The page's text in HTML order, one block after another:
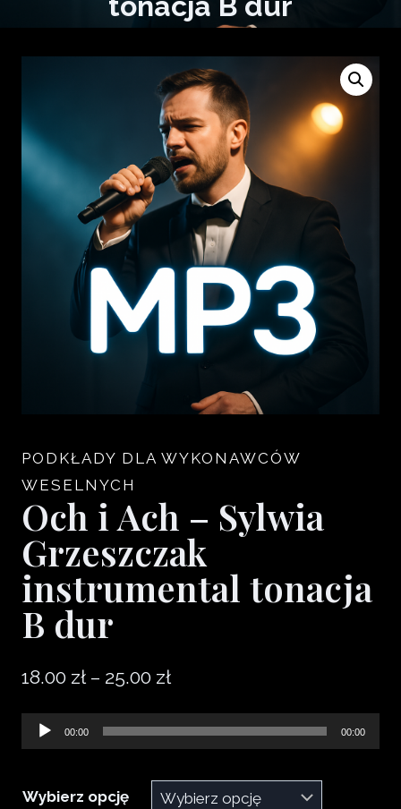
PODKŁADY DLA WYKONAWCÓW
WESELNYCH
Och i Ach – Sylwia
Grzeszczak
instrumental tonacja
B dur
18.00 zł – 25.00 złZakres
cen:
od
18.00 zł
Odtwarzacz
plików
00:00 00:00
Wybierz opcję